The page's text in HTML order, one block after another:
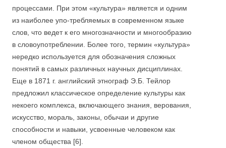
процессами. При этом «культура» является и одним
из наиболее упо-требляемых в современном языке
слов, что ведет к его многозначности и многообразию
в словоупотреблении. Более того, термин «культура»
нередко используется для обозначения сложных
понятий в самых различных научных дисциплинах.
Еще в 1871 г. английский этнограф Э.Б. Тейлор
предложил классическое определение культуры как
некоего комплекса, включающего знания, верования,
искусство, мораль, законы, обычаи и другие
способности и навыки, усвоенные человеком как
членом общества [6].